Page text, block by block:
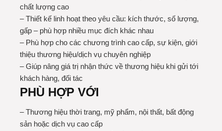
chất lượng cao
– Thiết kế linh hoạt theo yêu cầu: kích thước, số lượng,
gấp – phù hợp nhiều mục đích khác nhau
– Phù hợp cho các chương trình cao cấp, sự kiện, giới
thiệu thương hiệu/dịch vụ chuyên nghiệp
– Giúp nâng giá trị nhận thức về thương hiệu khi gửi tới
khách hàng, đối tác
PHÙ HỢP VỚI
– Thương hiệu thời trang, mỹ phẩm, nội thất, bất động
sản hoặc dịch vụ cao cấp